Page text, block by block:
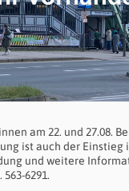
am 22. und 27.08.
ist auch der Einstieg
und weitere
6291.